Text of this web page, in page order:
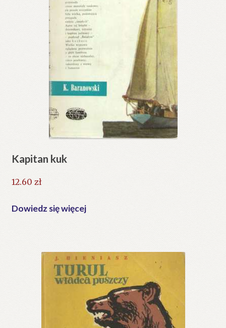
Kapitan kuk
12.60 zł
Dowiedz się więcej